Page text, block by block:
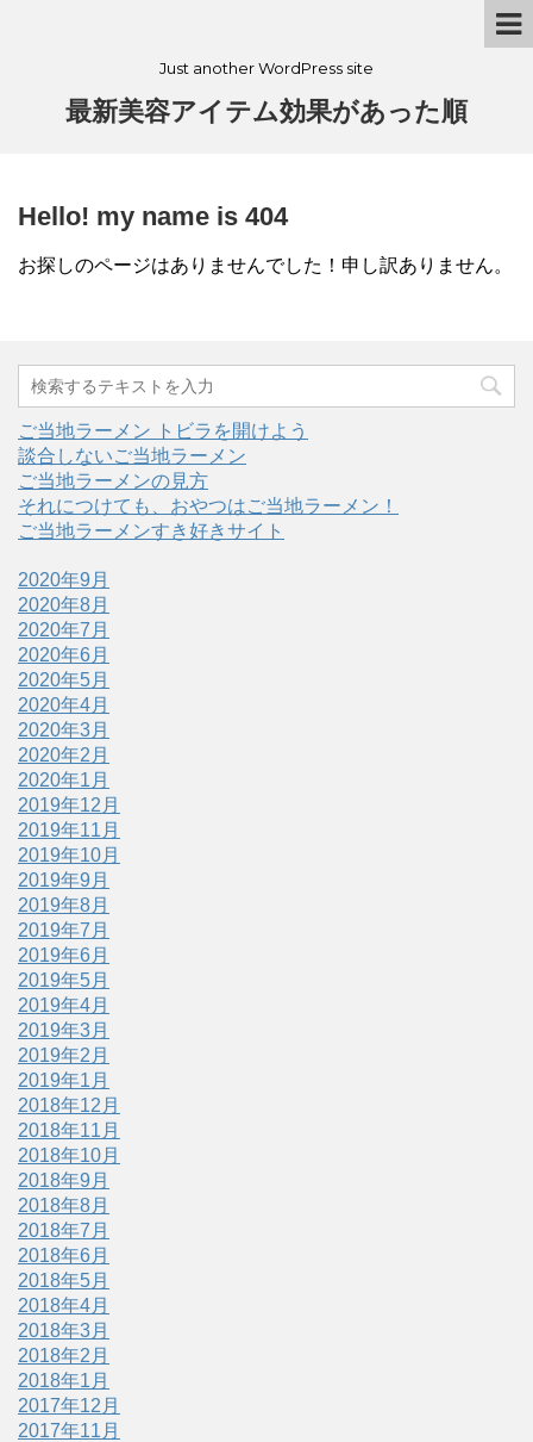
Just another WordPress site
最新美容アイテム効果があった順
Hello! my name is 404
お探しのページはありませんでした！申し訳ありません。
ご当地ラーメン トビラを開けよう
談合しないご当地ラーメン
ご当地ラーメンの見方
それにつけても、おやつはご当地ラーメン！
ご当地ラーメンすき好きサイト
2020年9月
2020年8月
2020年7月
2020年6月
2020年5月
2020年4月
2020年3月
2020年2月
2020年1月
2019年12月
2019年11月
2019年10月
2019年9月
2019年8月
2019年7月
2019年6月
2019年5月
2019年4月
2019年3月
2019年2月
2019年1月
2018年12月
2018年11月
2018年10月
2018年9月
2018年8月
2018年7月
2018年6月
2018年5月
2018年4月
2018年3月
2018年2月
2018年1月
2017年12月
2017年11月